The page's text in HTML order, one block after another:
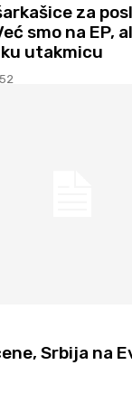
za
smo na EP,
utakmicu
Srbija na